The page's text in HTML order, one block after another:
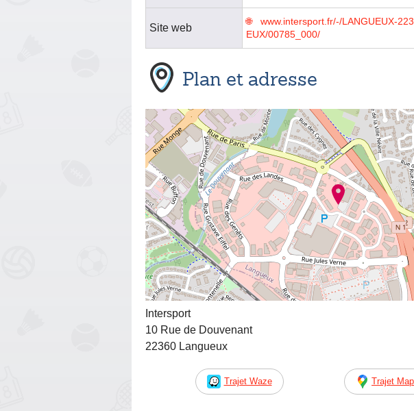
Site web
www.intersport.fr/-/LANGUEUX-
EUX/00785_000/
Plan et adresse
Intersport
10 Rue de Douvenant
22360 Langueux
Trajet Waze Trajet